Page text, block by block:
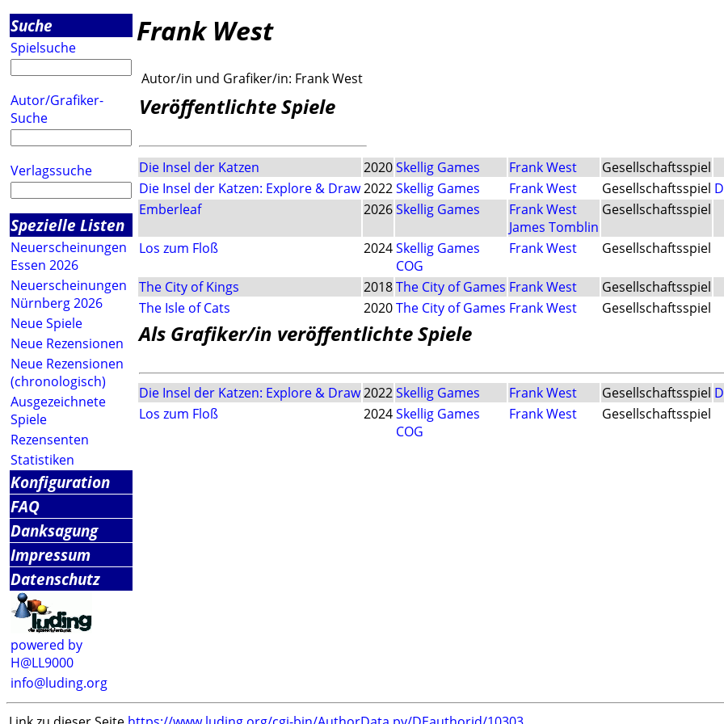
Suche
Spielsuche
Autor/Grafiker-
Suche
Verlagssuche
Spezielle Listen
Neuerscheinungen
Essen 2026
Neuerscheinungen
Nürnberg 2026
Neue Spiele
Neue Rezensionen
Neue Rezensionen
(chronologisch)
Ausgezeichnete
Spiele
Rezensenten
Statistiken
Konfiguration
FAQ
Danksagung
Impressum
Datenschutz
powered by
H@LL9000
info@luding.org
Frank West
Autor/in und Grafiker/in: Frank West
Veröffentlichte Spiele
Die Insel der Katzen 2020Skellig Games Frank West
Gesellschaftsspiel
Die Insel der Katzen: Explore & Draw2022Skellig Games Frank West Gesellschaftsspiel
Emberleaf
2026Skellig Games
Frank West
James Tomblin
Gesellschaftsspiel
Los zum Floß 2024Skellig Games
COG
Frank West Gesellschaftsspiel
The City of Kings 2018The City of Games Frank West
Gesellschaftsspiel
The Isle of Cats
2020The City of Games Frank West Gesellschaftsspiel
Als Grafiker/in veröffentlichte Spiele
Die Insel der Katzen: Explore & Draw2022Skellig Games Frank West Gesellschaftsspiel
Los zum Floß
2024Skellig Games
COG
Frank West Gesellschaftsspiel